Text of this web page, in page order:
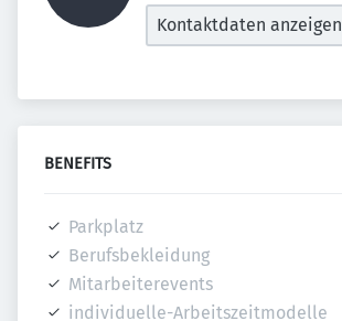
Kontaktdaten anzeigen
BENEFITS
Parkplatz
Berufsbekleidung
Mitarbeiterevents
individuelle-Arbeitszeitmodelle